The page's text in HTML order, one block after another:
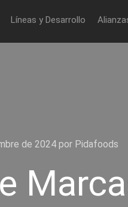
Líneas y Desarrollo
de 2024 por Pidafoods